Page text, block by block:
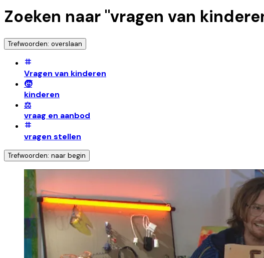
Zoeken naar "vragen van
Trefwoorden: overslaan
Vragen van kinderen
🧒
kinderen
⚖️
vraag en aanbod
vragen stellen
Trefwoorden: naar begin